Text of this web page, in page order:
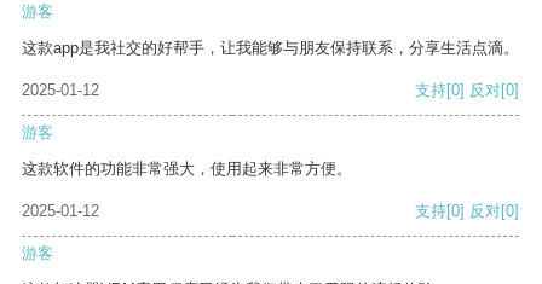
游客
这款app是我社交的好帮手，让我能够与朋友保持联系，分享生活点滴。
2025-01-12 支持[0] 反对[0]
游客
这款软件的功能非常强大，使用起来非常方便。
2025-01-12 支持[0] 反对[0]
游客